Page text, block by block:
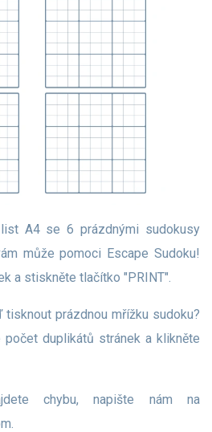
může pomoci Escape Sudoku!
a stiskněte tlačítko "PRINT".
duplikátů stránek a klikněte
chybu, napište nám na